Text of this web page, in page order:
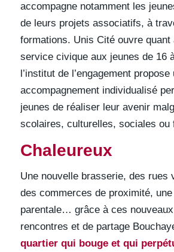
accompagne notamment les
de leurs projets associatifs, à
formations. Unis Cité ouvre quant
service civique aux jeunes de 16
l’institut de l’engagement propose
accompagnement individualisé
jeunes de réaliser leur avenir
scolaires, culturelles, sociales ou
Chaleureux
Une nouvelle brasserie, des rues
des commerces de proximité,
parentale… grâce à ces
rencontres et de partage
quartier qui bouge et qui